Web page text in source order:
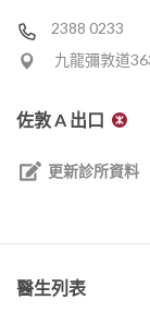
2388 0233
九龍彌敦道
佐敦 A 出口
更新診所資料
醫生列表